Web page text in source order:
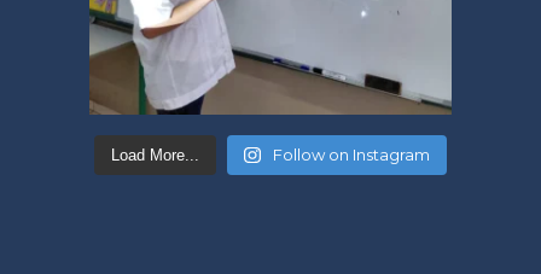
Load More... Follow on Instagram